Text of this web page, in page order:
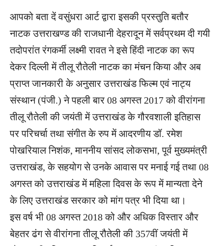
आपको बता दें वसुंधरा आर्ट द्वारा इसकी प्रस्तुति बतौर
नाटक उत्तराखण्ड की राजधानी देहरादून में सर्वप्रथम दी गयी
तदोपरांत रंगकर्मी लक्ष्मी रावत ने इसे हिंदी नाटक का रूप
देकर दिल्ली में तीलू रौतेली नाटक का मंचन किया और अब
प्राप्त जानकारी के अनुसार उत्तराखंड फिल्म एवं नाट्य
संस्थान (पंजी.) ने पहली बार 08 अगस्त 2017 को वीरांगना
तीलू रौतेली की जयंती में उत्तराखंड के गौरवशाली इतिहास
पर परिचर्चा तथा संगीत के रुप में आदरणीय डॉ. रमेश
पोखरियाल निशंक, माननीय सांसद लोकसभा, पूर्व मुख्यमंत्री
उत्तराखंड, के सहयोग से उनके आवास पर मनाई गई तथा 08
अगस्त को उत्तराखंड में महिला दिवस के रूप में मान्यता देने
के लिए उत्तराखंड सरकार को मांग पत्र भी दिया था।
इस वर्ष भी 08 अगस्त 2018 को और अधिक विस्तार और
बेहतर ढंग से वीरांगना तीलू रौतेली की 357वीं जयंती में